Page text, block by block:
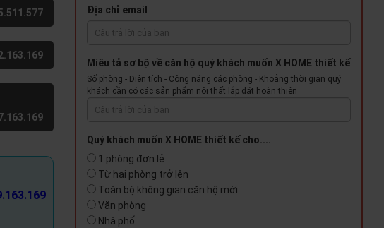
Địa chỉ email
Miêu tả sơ bộ về căn hộ quý khách muốn X HOME thiết kế
Số phòng - Diện tích - Công năng các phòng - Khoảng thời gian quý
khách cần có các sản phẩm nội thất lắp đặt hoàn thiện
Quý khách muốn X HOME thiết kế cho....
1 phòng đơn lẻ
Từ hai phòng trở lên
Toàn bộ không gian căn hộ mới
Văn phòng
Nhà phố